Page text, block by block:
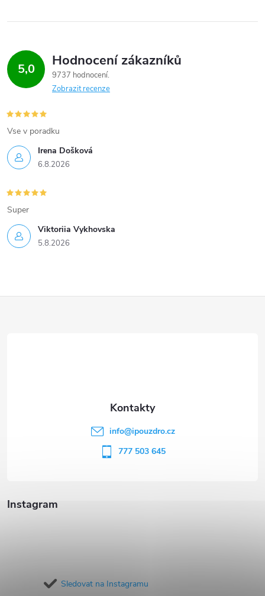
ý
p
i
s
u
5,0 Hodnocení zákazníků
9737 hodnocení
Zobrazit recenze
Irena Došková
6.8.2026
Vse v poradku
Viktoriia Vykhovska
5.8.2026
Super
Instagram
Sledovat na Instagramu
info@ipouzdro.cz
777 503 645